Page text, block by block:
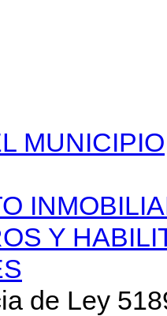
MUNICIPIO
Y
de Ley